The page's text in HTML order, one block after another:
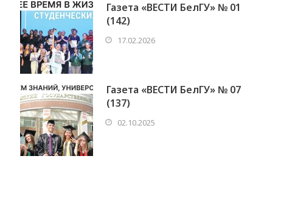
Газета «ВЕСТИ БелГУ» № 01
(142)
17.02.2026
Газета «ВЕСТИ БелГУ» № 07
(137)
02.10.2025